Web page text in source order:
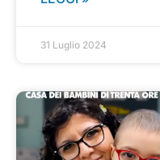
31 Luglio 2024